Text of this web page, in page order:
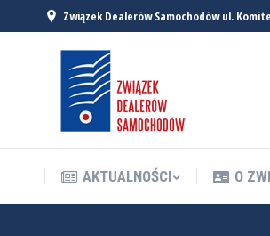
Związek Dealerów Samochodów ul.
AKTUALNOŚCI O
AKTUALNOŚCI O